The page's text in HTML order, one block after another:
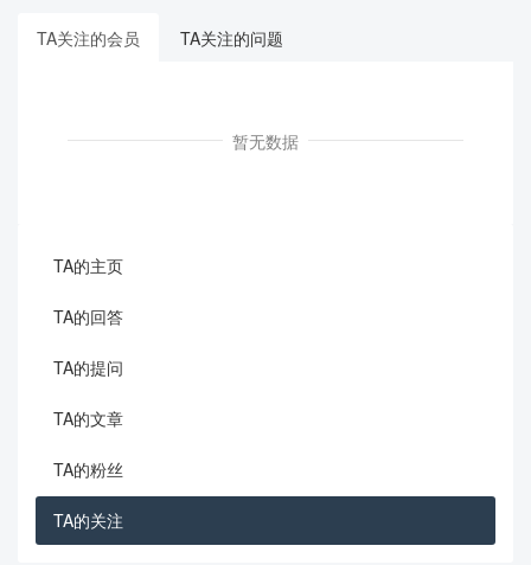
TA关注的会员 TA关注的问题
暂无数据
TA的主页
TA的回答
TA的提问
TA的文章
TA的粉丝
TA的关注